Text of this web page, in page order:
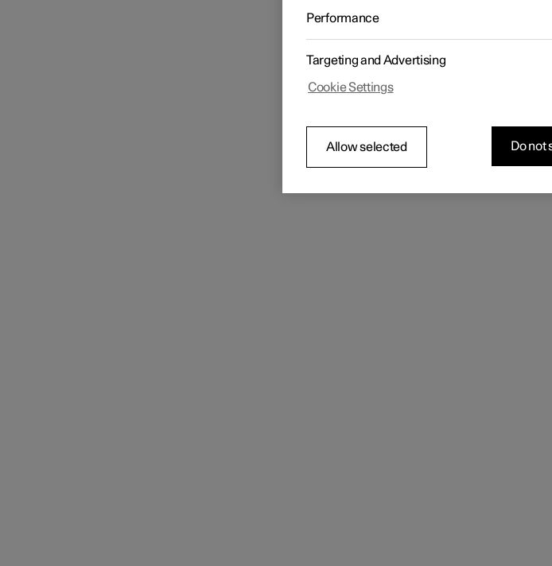
Questa politica riguarda il trattamento di
obiettivo è fornire ai clienti attuali,
generale dei seguenti punti:
Le circostanze in cui raccogliamo e
I motivi per cui raccogliamo i dati
La politica può essere letta nella sua
Performance
Targeting and Advertising
Cookie Settings
Allow selected Do not